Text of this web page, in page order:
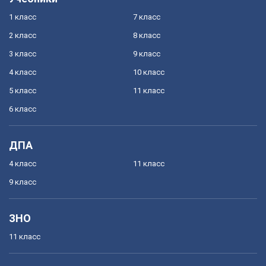
1 класс
2 класс
3 класс
4 класс
5 класс
6 класс
7 класс
8 класс
9 класс
10 класс
11 класс
ДПА
4 класс
9 класс
11 класс
ЗНО
11 класс